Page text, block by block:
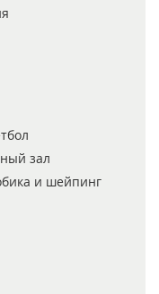
зал
и шейпинг